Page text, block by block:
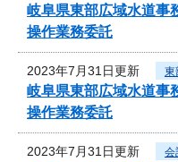
岐阜県東部広域水道事
操作業務委託
2023年7月31日更新 東
岐阜県東部広域水道事
操作業務委託
2023年7月31日更新 会